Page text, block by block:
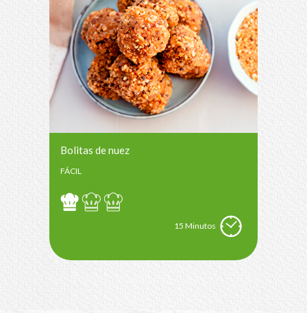
Bolitas de nuez
FÁCIL
15 Minutos